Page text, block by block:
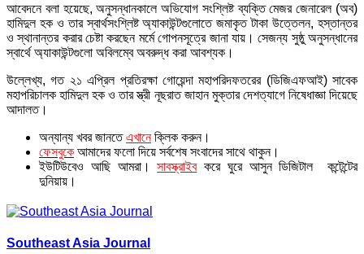
আবেদনে বলা হয়েছে, অনুসন্ধানকালে অভিযোগ সংশ্লিষ্ট ব্যক্তি মেজর জেনারেল (অব)
হামিদুল হক ও তার স্বার্থসংশ্লিষ্ট অ্যাকাউন্টগুলোতে জমাকৃত টাকা উত্তেলন, হস্তান্তর
ও স্থানান্তর করার চেষ্টা করছেন মর্মে গোপনসূত্রে জানা যায়। সেজন্য সুষ্ঠু অনুসন্ধানের
স্বার্থে অ্যাকাউন্টগুলো অবিলম্বে অবরুদ্ধ করা আবশ্যক।
উল্লেখ্য, গত ২১ এপ্রিল প্রতিরক্ষা গোয়েন্দা মহাপরিদফতরের (ডিজিএফআই) সাবেক
মহাপরিচালক হামিদুল হক ও তার স্ত্রী নূছরাত জাহান মুক্তার দেশত্যাগে নিষেধাজ্ঞা দিয়েছে
আদালত।
অন্যান্য খবর জানতে এখানে ক্লিক করুন।
ফেসবুকে আমাদের ফলো দিয়ে সর্বশেষ সংবাদের সাথে থাকুন।
ইউটিউবেও আছি আমরা।
সাবস্ক্রাইব করে ঘুরে আসুন ডিজিটাল কন্টেন্টের
দুনিয়ায়।
Southeast Asia Journal